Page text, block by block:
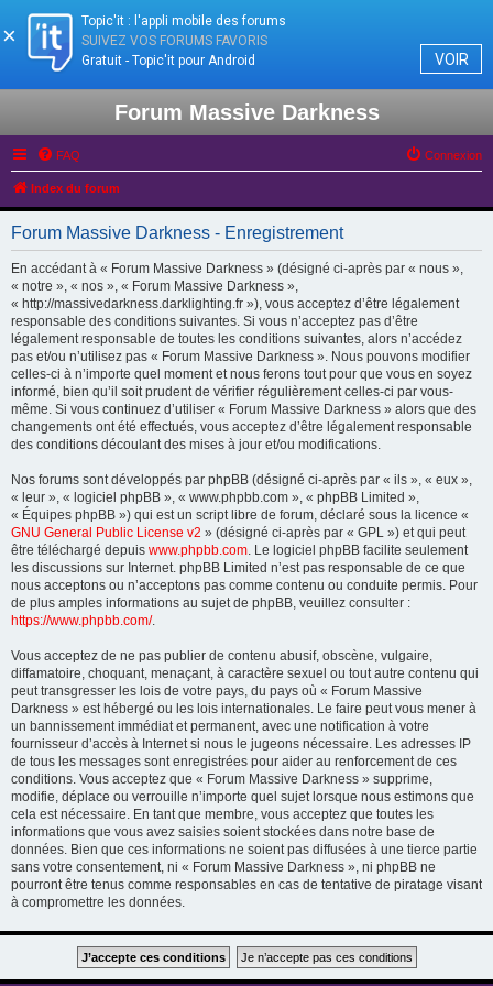
Forum Massive Darkness
FAQ Connexion
Index du forum
Forum Massive Darkness - Enregistrement
En accédant à « Forum Massive Darkness » (désigné ci-après par « nous »,
« notre », « nos », « Forum Massive Darkness »,
« http://massivedarkness.darklighting.fr »), vous acceptez d’être légalement
responsable des conditions suivantes. Si vous n’acceptez pas d’être
légalement responsable de toutes les conditions suivantes, alors n’accédez
pas et/ou n’utilisez pas « Forum Massive Darkness ». Nous pouvons modifier
celles-ci à n’importe quel moment et nous ferons tout pour que vous en soyez
informé, bien qu’il soit prudent de vérifier régulièrement celles-ci par vous-
même. Si vous continuez d’utiliser « Forum Massive Darkness » alors que des
changements ont été effectués, vous acceptez d’être légalement responsable
des conditions découlant des mises à jour et/ou modifications.
Nos forums sont développés par phpBB (désigné ci-après par « ils », « eux »,
« leur », « logiciel phpBB », « www.phpbb.com », « phpBB Limited »,
« Équipes phpBB ») qui est un script libre de forum, déclaré sous la licence «
GNU General Public License v2 » (désigné ci-après par « GPL ») et qui peut
être téléchargé depuis www.phpbb.com. Le logiciel phpBB facilite seulement
les discussions sur Internet. phpBB Limited n’est pas responsable de ce que
nous acceptons ou n’acceptons pas comme contenu ou conduite permis. Pour
de plus amples informations au sujet de phpBB, veuillez consulter :
https://www.phpbb.com/.
Vous acceptez de ne pas publier de contenu abusif, obscène, vulgaire,
diffamatoire, choquant, menaçant, à caractère sexuel ou tout autre contenu qui
peut transgresser les lois de votre pays, du pays où « Forum Massive
Darkness » est hébergé ou les lois internationales. Le faire peut vous mener à
un bannissement immédiat et permanent, avec une notification à votre
fournisseur d’accès à Internet si nous le jugeons nécessaire. Les adresses IP
de tous les messages sont enregistrées pour aider au renforcement de ces
conditions. Vous acceptez que « Forum Massive Darkness » supprime,
modifie, déplace ou verrouille n’importe quel sujet lorsque nous estimons que
cela est nécessaire. En tant que membre, vous acceptez que toutes les
informations que vous avez saisies soient stockées dans notre base de
données. Bien que ces informations ne soient pas diffusées à une tierce partie
sans votre consentement, ni « Forum Massive Darkness », ni phpBB ne
pourront être tenus comme responsables en cas de tentative de piratage visant
à compromettre les données.
×
Topic'it : l'appli mobile des forums
SUIVEZ VOS FORUMS FAVORIS
Gratuit - Topic'it pour Android
VOIR